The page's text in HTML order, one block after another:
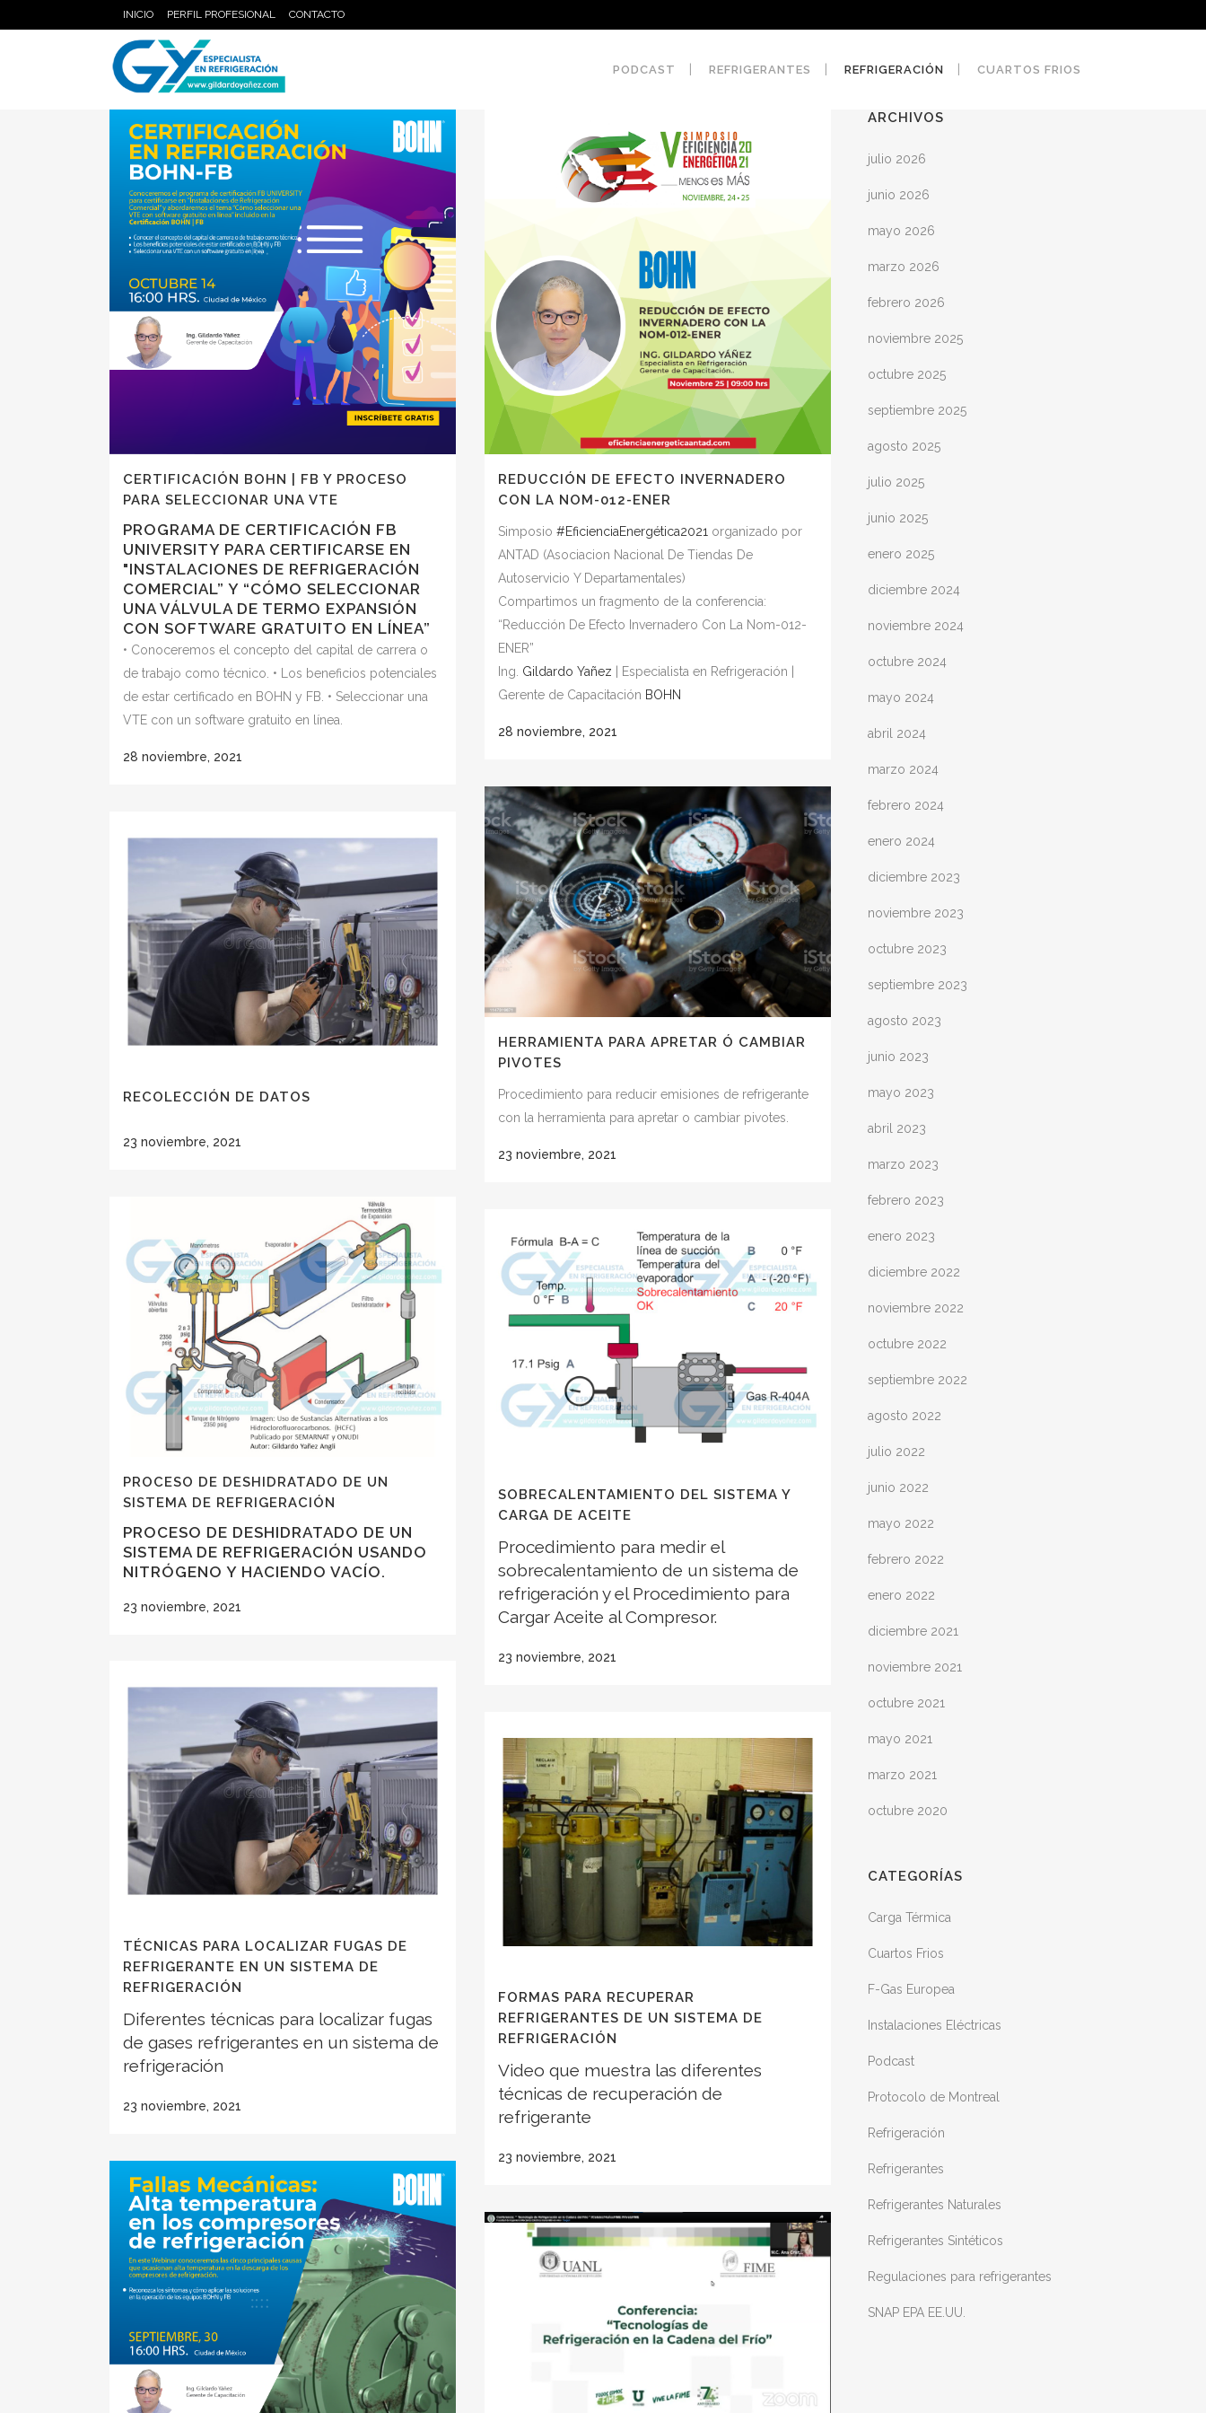
INICIO PERFIL PROFESIONAL CONTACTO
PODCAST REFRIGERANTES REFRIGERACIÓN CUARTOS FRIOS
CERTIFICACIÓN BOHN | FB Y PROCESO
PARA SELECCIONAR UNA VTE
PROGRAMA DE CERTIFICACIÓN FB
UNIVERSITY PARA CERTIFICARSE EN
"INSTALACIONES DE REFRIGERACIÓN
COMERCIAL” Y “CÓMO SELECCIONAR
UNA VÁLVULA DE TERMO EXPANSIÓN
CON SOFTWARE GRATUITO EN LÍNEA”
• Conoceremos el concepto del capital de carrera o
de trabajo como técnico. • Los beneficios potenciales
de estar certificado en BOHN y FB. • Seleccionar una
VTE con un software gratuito en línea.
28 noviembre, 2021
REDUCCIÓN DE EFECTO INVERNADERO
CON LA NOM-012-ENER
Simposio #EficienciaEnergética2021 organizado por
ANTAD (Asociacion Nacional De Tiendas De
Autoservicio Y Departamentales)
Compartimos un fragmento de la conferencia:
“Reducción De Efecto Invernadero Con La Nom-012-
ENER”
Ing. Gildardo Yañez | Especialista en Refrigeración |
Gerente de Capacitación BOHN
28 noviembre, 2021
HERRAMIENTA PARA APRETAR Ó CAMBIAR
PIVOTES
Procedimiento para reducir emisiones de refrigerante
con la herramienta para apretar o cambiar pivotes.
23 noviembre, 2021
RECOLECCIÓN DE DATOS
23 noviembre, 2021
PROCESO DE DESHIDRATADO DE UN
SISTEMA DE REFRIGERACIÓN
PROCESO DE DESHIDRATADO DE UN
SISTEMA DE REFRIGERACIÓN USANDO
NITRÓGENO Y HACIENDO VACÍO.
23 noviembre, 2021
SOBRECALENTAMIENTO DEL SISTEMA Y
CARGA DE ACEITE
Procedimiento para medir el
sobrecalentamiento de un sistema de
refrigeración y el Procedimiento para
Cargar Aceite al Compresor.
23 noviembre, 2021
TÉCNICAS PARA LOCALIZAR FUGAS DE
REFRIGERANTE EN UN SISTEMA DE
REFRIGERACIÓN
Diferentes técnicas para localizar fugas
de gases refrigerantes en un sistema de
refrigeración
23 noviembre, 2021
FORMAS PARA RECUPERAR
REFRIGERANTES DE UN SISTEMA DE
REFRIGERACIÓN
Video que muestra las diferentes
técnicas de recuperación de
refrigerante
23 noviembre, 2021
ARCHIVOS
julio 2026
junio 2026
mayo 2026
marzo 2026
febrero 2026
noviembre 2025
octubre 2025
septiembre 2025
agosto 2025
julio 2025
junio 2025
enero 2025
diciembre 2024
noviembre 2024
octubre 2024
mayo 2024
abril 2024
marzo 2024
febrero 2024
enero 2024
diciembre 2023
noviembre 2023
octubre 2023
septiembre 2023
agosto 2023
junio 2023
mayo 2023
abril 2023
marzo 2023
febrero 2023
enero 2023
diciembre 2022
noviembre 2022
octubre 2022
septiembre 2022
agosto 2022
julio 2022
junio 2022
mayo 2022
febrero 2022
enero 2022
diciembre 2021
noviembre 2021
octubre 2021
mayo 2021
marzo 2021
octubre 2020
CATEGORÍAS
Carga Térmica
Cuartos Frios
F-Gas Europea
Instalaciones Eléctricas
Podcast
Protocolo de Montreal
Refrigeración
Refrigerantes
Refrigerantes Naturales
Refrigerantes Sintéticos
Regulaciones para refrigerantes
SNAP EPA EE.UU.